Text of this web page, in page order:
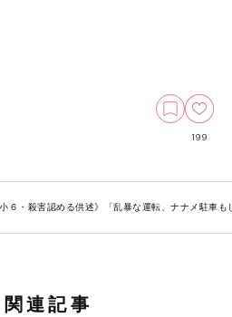
199
小６・殺害認める供述》「乱暴な運転、ナナメ駐車
関連記事